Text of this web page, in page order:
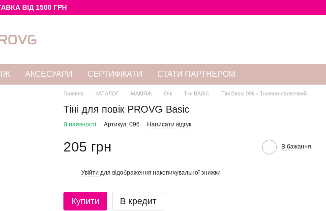
ВІД 1500 ГРН
АКСЕСУАРИ СЕРТИФІКАТИ СТАТИ ПАРТНЕРОМ
Головна КАТАЛОГ МАКІЯЖ Очі Тіні BASIC Тіні Basic 096 - Тьмяно-салатовий
Тіні для повік PROVG Basic
В наявності Артикул: 096 Написати відгук
205 грн В бажання
Увійти для відображення накопичувальної знижки
Купити В кредит